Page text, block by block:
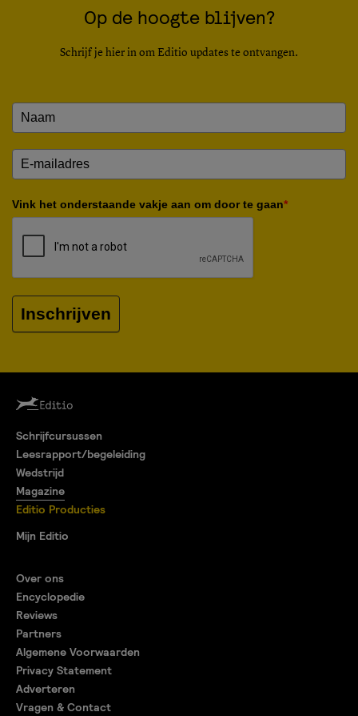
Op de hoogte blijven?
Schrijf je hier in om Editio updates te ontvangen.
Vink het onderstaande vakje aan om door te gaan*
Inschrijven
Schrijfcursussen
Leesrapport/begeleiding
Wedstrijd
Magazine
Editio Producties
Mijn Editio
Over ons
Encyclopedie
Reviews
Partners
Algemene Voorwaarden
Privacy Statement
Adverteren
Vragen & Contact